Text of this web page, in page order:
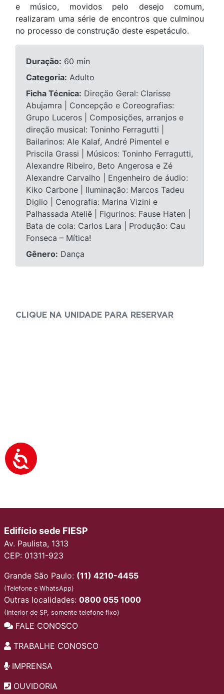
e músico, movidos pelo desejo comum,
realizaram uma série de encontros que culminou
no processo de construção deste espetáculo.
Duração: 60 min
Categoria: Adulto
Ficha Técnica: Direção Geral: Clarisse
Abujamra | Concepção e Coreografias:
Grupo Luceros | Composições, arranjos e
direção musical: Toninho Ferragutti |
Bailarinos: Ale Kalaf, André Pimentel e
Priscila Grassi | Músicos: Toninho Ferragutti,
Alexandre Ribeiro, Beto Angerosa e Zé
Alexandre Carvalho | Engenheiro de áudio:
Kiko Carbone | Iluminação: Marcos Tadeu
Diglio | Cenografia: Marina Vizini e
Palhassada Ateliê | Figurinos: Fause Haten |
Bata de cola: Carlos Lara | Produção: Cau
Fonseca – Mítica!
Gênero: Dança
CLIQUE NA UNIDADE PARA RESERVAR
Edifício sede FIESP
Av. Paulista, 1313
CEP: 01311-923
Grande São Paulo: (11) 4210-4455
(Telefone e WhatsApp)
Outras localidades: 0800 055 1000
(Interior de SP, somente telefone fixo)
FALE CONOSCO
TRABALHE CONOSCO
IMPRENSA
OUVIDORIA